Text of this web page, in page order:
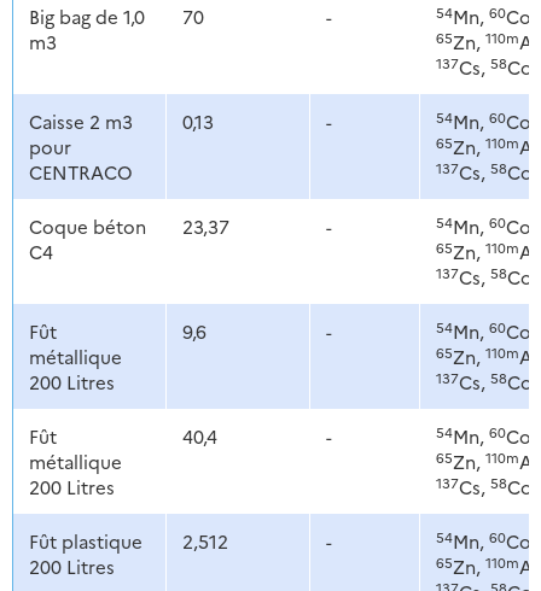
Big bag de 1,0
m3
70 - 54Mn, 60Co,
65Zn, 110m
137Cs, 58Co
Caisse 2 m3
pour
CENTRACO
0,13 - 54Mn, 60Co,
65Zn, 110m
137Cs, 58Co
Coque béton
C4
23,37 - 54Mn, 60Co,
65Zn, 110m
137Cs, 58Co
Fût
métallique
200 Litres
9,6 - 54Mn, 60Co,
65Zn, 110m
137Cs, 58Co
Fût
métallique
200 Litres
40,4 - 54Mn, 60Co,
65Zn, 110m
137Cs, 58Co
Fût plastique
200 Litres
2,512 - 54Mn, 60Co,
65Zn, 110m
137 58